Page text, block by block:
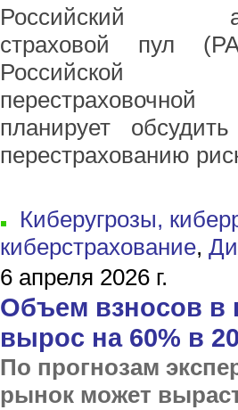
Российский
страховой пул
Российской
планирует
перестрахованию
Киберугрозы,
киберстрахование,
6 апреля 2026 г.
Объем взносов в
вырос на 60% в
По прогнозам
рынок может